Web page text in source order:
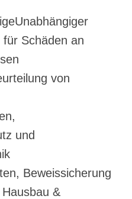
Schäden an
von
und
Beweissicherung
&